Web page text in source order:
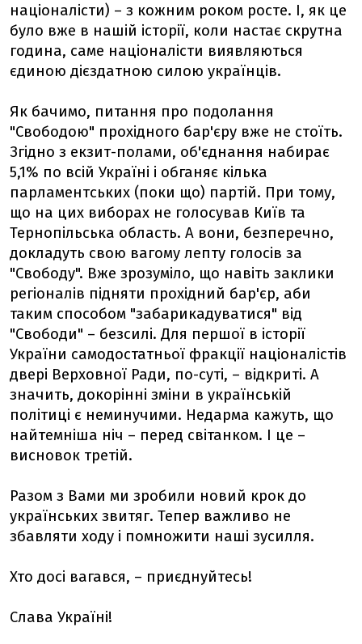
націоналісти) – з кожним роком росте. І, як це
було вже в нашій історії, коли настає скрутна
година, саме націоналісти виявляються
єдиною дієздатною силою українців.
Як бачимо, питання про подолання
"Свободою" прохідного бар'єру вже не стоїть.
Згідно з екзит-полами, об'єднання набирає
5,1% по всій Україні і обганяє кілька
парламентських (поки що) партій. При тому,
що на цих виборах не голосував Київ та
Тернопільська область. А вони, безперечно,
докладуть свою вагому лепту голосів за
"Свободу". Вже зрозуміло, що навіть заклики
регіоналів підняти прохідний бар'єр, аби
таким способом "забарикадуватися" від
"Свободи" – безсилі. Для першої в історії
України самодостатньої фракції націоналістів
двері Верховної Ради, по-суті, – відкриті. А
значить, докорінні зміни в українській
політиці є неминучими. Недарма кажуть, що
найтемніша ніч – перед світанком. І це –
висновок третій.
Разом з Вами ми зробили новий крок до
українських звитяг. Тепер важливо не
збавляти ходу і помножити наші зусилля.
Хто досі вагався, – приєднуйтесь!
Слава Україні!